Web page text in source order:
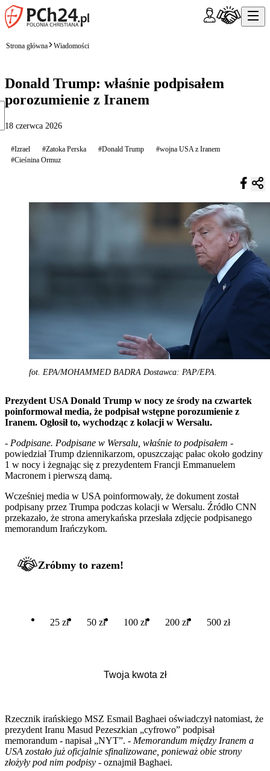
Strona główna Wiadomości
Donald Trump: właśnie podpisałem
porozumienie z Iranem
18 czerwca 2026
#Izrael #Zatoka Perska #Donald Trump
#wojna USA z Iranem
#Cieśnina Ormuz
fot. EPA/MOHAMMED BADRA Dostawca: PAP/EPA.
Prezydent USA Donald Trump w nocy ze środy na czwartek
poinformował media, że podpisał wstępne porozumienie z
Iranem. Ogłosił to, wychodząc z kolacji w Wersalu.
- Podpisane. Podpisane w Wersalu, właśnie to podpisałem -
powiedział Trump dziennikarzom, opuszczając pałac około godziny
1 w nocy i żegnając się z prezydentem Francji Emmanuelem
Macronem i pierwszą damą.
Wcześniej media w USA poinformowały, że dokument został
podpisany przez Trumpa podczas kolacji w Wersalu. Źródło CNN
przekazało, że strona amerykańska przesłała zdjęcie podpisanego
memorandum Irańczykom.
Zróbmy to razem!
25 zł 50 zł 100 zł 200 zł 500 zł
Rzecznik irańskiego MSZ Esmail Baghaei oświadczył natomiast, że
prezydent Iranu Masud Pezeszkian „cyfrowo” podpisał
memorandum - napisał „NYT”. - Memorandum między Iranem a
USA zostało już oficjalnie sfinalizowane, ponieważ obie strony
złożyły pod nim podpisy - oznajmił Baghaei.